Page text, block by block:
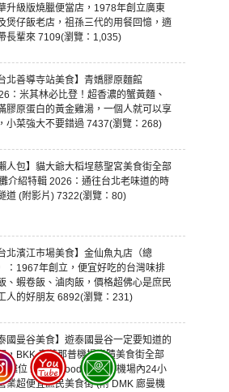
升級版燒臘便當店，1978年創立廣東
煲仔飯老店，祖孫三代的用餐回憶，適
長輩來 7109(瀏覽：1,035)
台北善導寺站美食】青嬌膠原麵館
：米其林必比登！超香濃的蟹黃麵、
膠原蛋白的黃金雞湯，一個人就可以享
小菜強大不要錯過 7437(瀏覽：268)
懶人包】貓大爺大稻埕慈聖宮美食街全部
介紹特輯 2026：通往台北老味道的時
道 (附影片) 7322(瀏覽：80)
台北濱江市場美食】金仙魚丸店（總
：1967年創立，便宜好吃的台灣味排
、蝦卷飯、滷肉飯，價格超佛心是庶民
人的好朋友 6892(瀏覽：231)
泰國曼谷美食】遊泰國曼谷一定要知道的
，BKK 素萬那普機場奇蹟美食街全部
攤位 Magic Food Point：機場內24小
業超便宜庶民美食街 (附 DMK 廊曼機